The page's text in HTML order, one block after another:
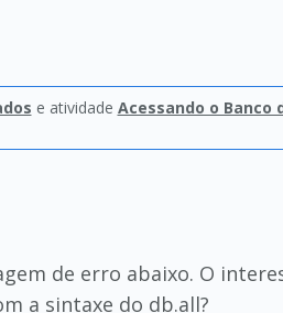
e atividade Acessando o Banco
de erro abaixo. O
a sintaxe do db.all?